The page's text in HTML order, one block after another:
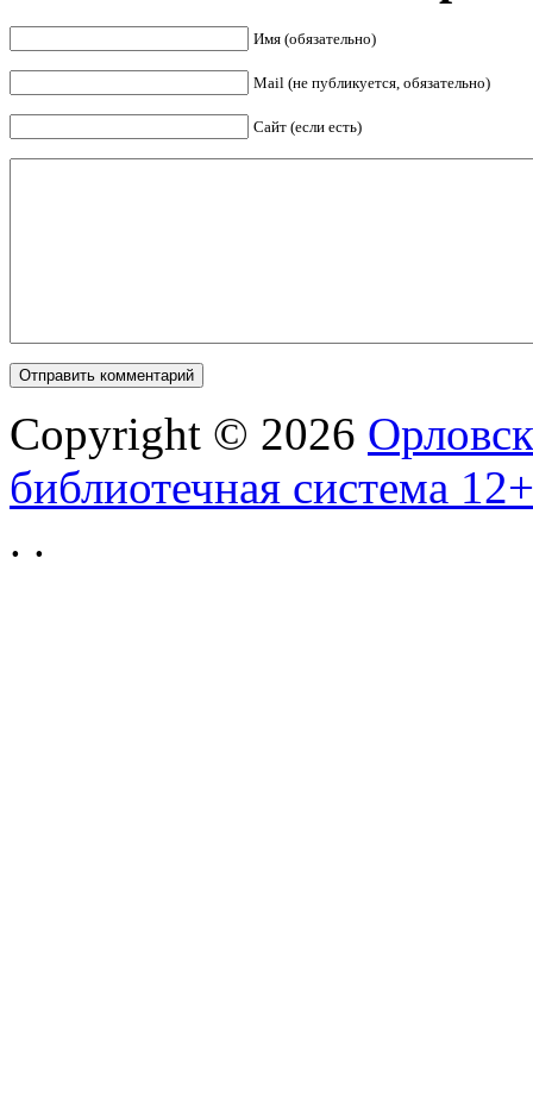
Имя (обязательно)
Mail (не публикуется, обязательно)
Сайт (если есть)
Copyright © 2026
библиотечная система 12+
. .